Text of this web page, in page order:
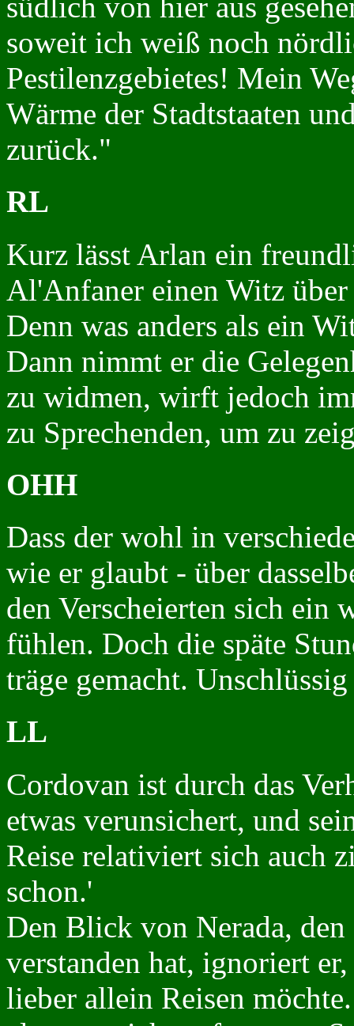
soweit ich weiß noch
Pestilenzgebietes! Mein
Wärme der Stadtstaaten
zurück."
RL
Kurz lässt Arlan ein
Al'Anfaner einen Witz
Denn was anders als ein
Dann nimmt er die
zu widmen, wirft jedoch
zu Sprechenden, um zu
OHH
Dass der wohl in
wie er glaubt - über
den Verscheierten sich ein
fühlen. Doch die späte
träge gemacht.
LL
Cordovan ist durch das
etwas verunsichert, und
Reise relativiert sich auch
schon.'
Den Blick von Nerada,
verstanden hat, ignoriert
lieber allein Reisen